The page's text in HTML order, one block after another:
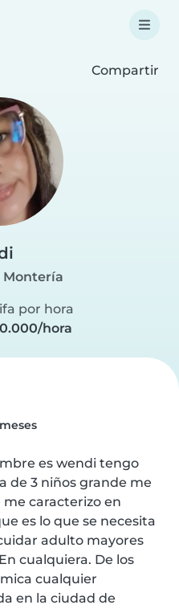
Compartir
Montería
por hora
hora
es wendi tengo
de 3 niños grande me
caracterizo en
es lo que se necesita
adulto mayores
cualquiera. De los
cualquier
en la ciudad de